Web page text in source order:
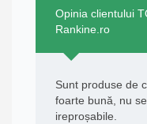
Opinia clientului
Rankine.ro
Sunt produse de
foarte bună, nu
ireproșabile.